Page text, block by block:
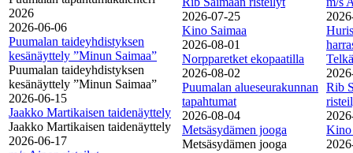
2026
2026-06-06
Puumalan taideyhdistyksen
kesänäyttely ”Minun Saimaa”
Puumalan taideyhdistyksen
kesänäyttely ”Minun Saimaa”
2026-06-15
Jaakko Martikaisen taidenäyttely
Jaakko Martikaisen taidenäyttely
2026-06-17
2026-07-25
Kino Saimaa
2026-08-01
Norpparetket ekopaatilla
2026-08-02
Puumalan alueseurakunnan
tapahtumat
2026-08-04
Metsäsydämen jooga
Metsäsydämen jooga
Rib
Kino